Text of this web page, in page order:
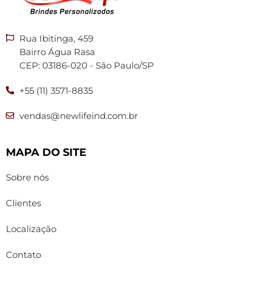
Rua Ibitinga, 459
Bairro Água Rasa
CEP: 03186-020 - São Paulo/SP
+55 (11) 3571-8835
vendas@newlifeind.com.br
MAPA DO SITE
Sobre nós
Clientes
Localização
Contato